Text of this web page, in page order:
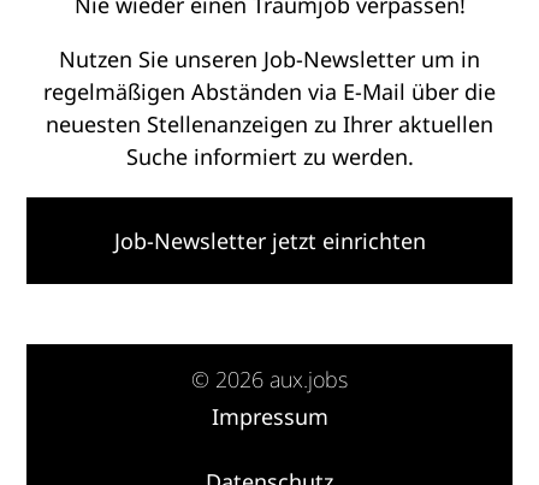
Nutzen Sie unseren Job-Newsletter um in
regelmäßigen Abständen via E-Mail über die
neuesten Stellenanzeigen zu Ihrer aktuellen
Suche informiert zu werden.
Job-Newsletter jetzt einrichten
© 2026 aux.jobs
Impressum